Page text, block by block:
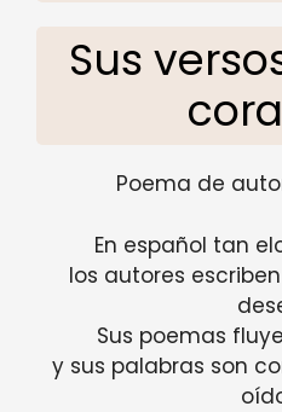
Sus
Poema de
En español tan
los autores
Sus poemas
y sus palabras son